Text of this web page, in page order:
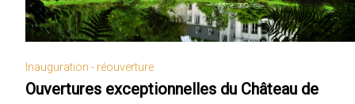
Inauguration - réouverture
Ouvertures exceptionnelles du Château de